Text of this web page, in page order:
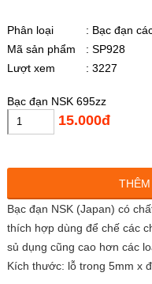
Phân loại
: Bạc đạn
Mã sản phẩm
: SP928
Lượt xem
: 3227
Bạc đạn NSK 695zz
15.000đ
Bạc đạn NSK (Japan) có
thích hợp dùng để chế các
sủ dụng cũng cao hơn các
Kích thước: lỗ trong 5mm x